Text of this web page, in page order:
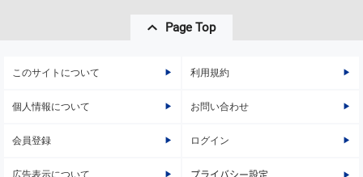
Page Top
このサイトについて 利用規約
個人情報について お問い合わせ
会員登録 ログイン
広告表示について プライバシー設定